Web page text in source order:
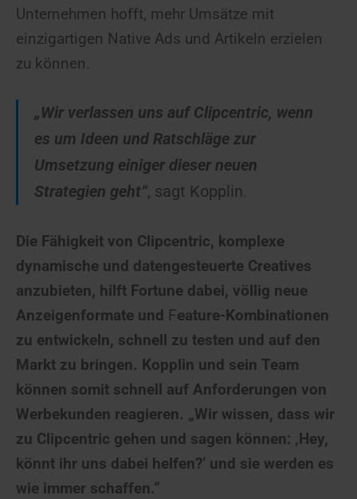
Unternehmen hofft, mehr Umsätze mit
einzigartigen Native Ads und Artikeln erzielen
zu können.
„Wir verlassen uns auf Clipcentric, wenn
es um Ideen und Ratschläge zur
Umsetzung einiger dieser neuen
Strategien geht“, sagt Kopplin.
Die Fähigkeit von Clipcentric, komplexe
dynamische und datengesteuerte Creatives
anzubieten, hilft Fortune dabei, völlig neue
Anzeigenformate und Feature-Kombinationen
zu entwickeln, schnell zu testen und auf den
Markt zu bringen. Kopplin und sein Team
können somit schnell auf Anforderungen von
Werbekunden reagieren. „Wir wissen, dass wir
zu Clipcentric gehen und sagen können: ‚Hey,
könnt ihr uns dabei helfen?‘ und sie werden es
wie immer schaffen.“